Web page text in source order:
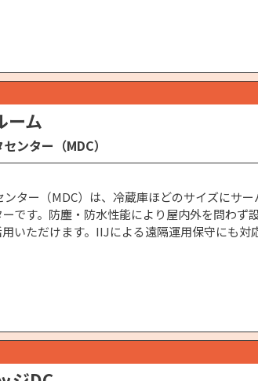
ーム
ンター（MDC）
ター（MDC）は、冷蔵庫ほどのサイズにサ
です。防塵・防水性能により屋内外を問わず
いただけます。IIJによる遠隔運用保守にも